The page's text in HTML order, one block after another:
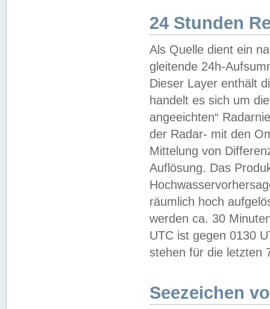
24 Stunden
Als Quelle dient ein
gleitende 24h-
Dieser Layer enthält
handelt es sich um
angeeichten“
der Radar- mit den
Mittelung von
Auflösung. Das
räumlich hoch
werden ca. 30
UTC ist gegen 0130
stehen für die letzten
Seezeichen